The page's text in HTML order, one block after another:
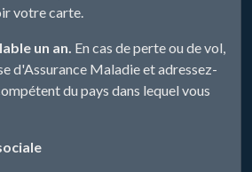
votre carte.
un an. En cas de perte ou de vol,
d'Assurance Maladie et adressez-
du pays dans lequel vous